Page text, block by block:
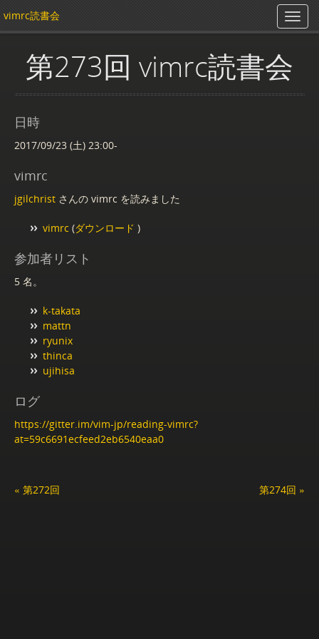
vimrc読書会
第273回 vimrc読書会
日時
2017/09/23 (土) 23:00-
vimrc
jgilchrist さんの vimrc を読みました
vimrc (ダウンロード )
参加者リスト
5 名。
k-takata
mattn
ryunix
thinca
ujihisa
ログ
https://gitter.im/vim-jp/reading-vimrc?
at=59c6691ecfeed2eb6540eaa0
« 第272回 第274回 »